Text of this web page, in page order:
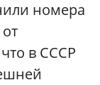
номера
в СССР